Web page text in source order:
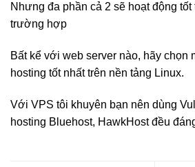
Nhưng đa phần cả 2 sẽ hoạt động tốt
trường hợp
Bất kể với web server nào, hãy chọn
hosting tốt nhất trên nền tảng Linux.
Với VPS tôi khuyên bạn nên dùng
hosting Bluehost, HawkHost đều